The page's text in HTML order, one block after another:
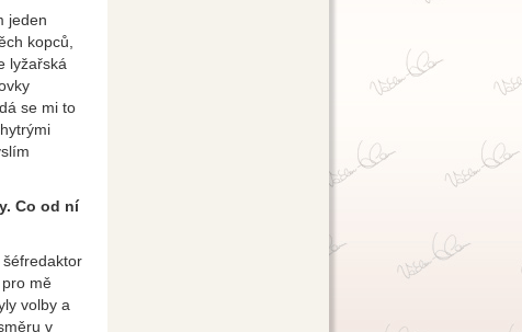
jeden
kopců,
lyžařská
se mi to
Co od ní
mě
volby a
v